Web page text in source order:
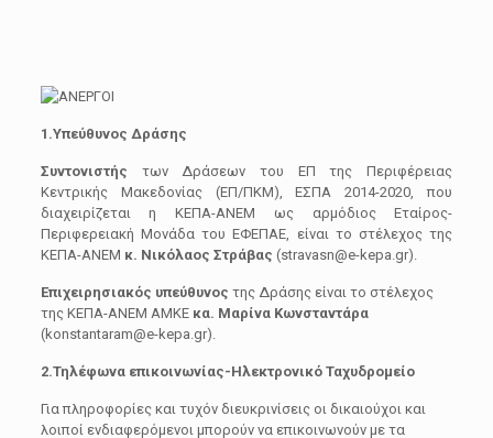
1.Υπεύθυνος Δράσης
Συντονιστής των Δράσεων του ΕΠ της Περιφέρειας
Κεντρικής Μακεδονίας (ΕΠ/ΠΚΜ), ΕΣΠΑ 2014-2020, που
διαχειρίζεται η ΚΕΠΑ-ΑΝΕΜ ως αρμόδιος Εταίρος-
Περιφερειακή Μονάδα του ΕΦΕΠΑΕ, είναι το στέλεχος της
ΚΕΠΑ-ΑΝΕΜ κ. Νικόλαος Στράβας (stravasn@e-kepa.gr).
Επιχειρησιακός υπεύθυνος της Δράσης είναι το στέλεχος
της ΚΕΠΑ-ΑΝΕΜ ΑΜΚΕ κα. Μαρίνα Κωνσταντάρα
(konstantaram@e-kepa.gr).
2.Τηλέφωνα επικοινωνίας-Ηλεκτρονικό Ταχυδρομείο
Για πληροφορίες και τυχόν διευκρινίσεις οι δικαιούχοι και
λοιποί ενδιαφερόμενοι μπορούν να επικοινωνούν με τα